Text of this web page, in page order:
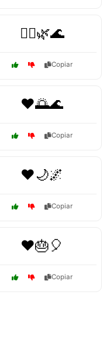
🧘‍♀️🌿🌊
Copiar
❤️🌅🌊
Copiar
❤️🌙🌌
Copiar
❤️🎂🎈
Copiar